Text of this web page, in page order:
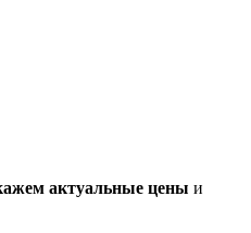
актуальные цены и